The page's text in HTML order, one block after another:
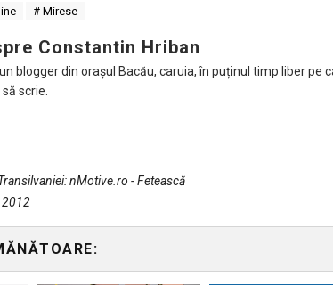
# Mirese
Constantin Hriban
blogger din orașul Bacău, caruia, în puținul timp liber pe
scrie.
nMotive.ro - Fetească
2012